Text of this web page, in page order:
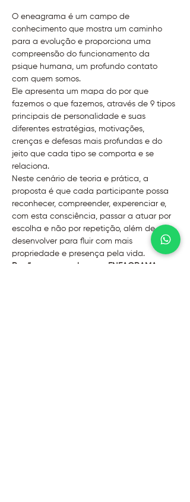
O eneagrama é um campo de
conhecimento que mostra um caminho
para a evolução e proporciona uma
compreensão do funcionamento da
psique humana, um profundo contato
com quem somos.
Ele apresenta um mapa do por que
fazemos o que fazemos, através de 9 tipos
principais de personalidade e suas
diferentes estratégias, motivações,
crenças e defesas mais profundas e do
jeito que cada tipo se comporta e se
relaciona.
Neste cenário de teoria e prática, a
proposta é que cada participante possa
reconhecer, compreender, experenciar e,
com esta consciência, passar a atuar por
escolha e não por repetição, além de se
desenvolver para fluir com mais
propriedade e presença pela vida.
Razões para conhecer o ENEAGRAMA: